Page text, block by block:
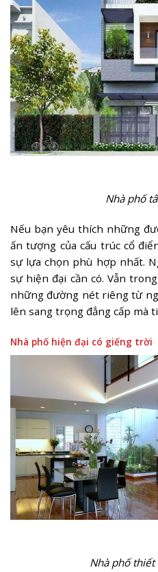
Nhà phố
Nếu bạn yêu thích những
ấn tượng của cấu trúc cổ
sự lựa chọn phù hợp nhất.
sự hiện đại cần có. Vẫn
những đường nét riêng từ
lên sang trọng đẳng cấp mà
Nhà phố hiện đại có giếng trời
Nhà phố